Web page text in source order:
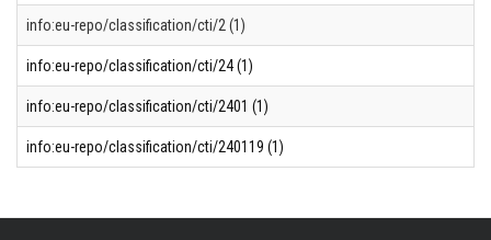
info:eu-repo/classification/cti/2 (1)
info:eu-repo/classification/cti/24 (1)
info:eu-repo/classification/cti/2401 (1)
info:eu-repo/classification/cti/240119 (1)